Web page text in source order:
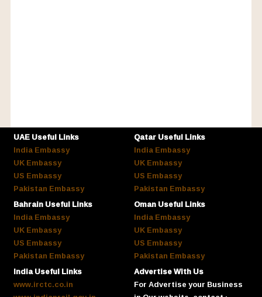
UAE Useful Links
India Embassy
UK Embassy
US Embassy
Pakistan Embassy
Qatar Useful Links
India Embassy
UK Embassy
US Embassy
Pakistan Embassy
Bahrain Useful Links
India Embassy
UK Embassy
US Embassy
Pakistan Embassy
Oman Useful Links
India Embassy
UK Embassy
US Embassy
Pakistan Embassy
India Useful Links
www.irctc.co.in
Advertise With Us
For Advertise your Business